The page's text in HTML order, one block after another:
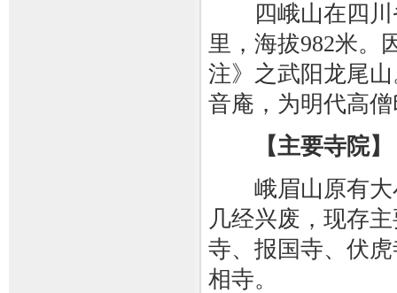
四峨山在四川
里，海拔982米。
注》之武阳龙尾
音庵，为明代高
【主要寺院】
峨眉山原有大
几经兴废，现存
寺、报国寺、伏
相寺。